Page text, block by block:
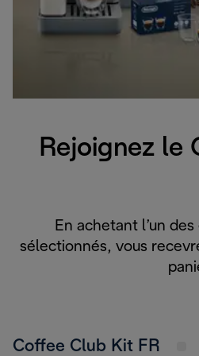
Rejoignez le
En achetant l’un
sélectionnés, vous
Coffee Club Kit FR